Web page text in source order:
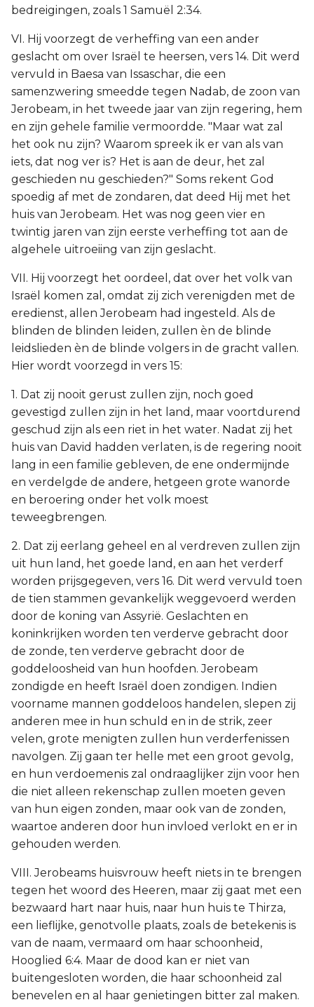
bedreigingen, zoals 1 Samuël 2:34.
VI. Hij voorzegt de verheffing van een ander
geslacht om over Israël te heersen, vers 14. Dit werd
vervuld in Baesa van Issaschar, die een
samenzwering smeedde tegen Nadab, de zoon van
Jerobeam, in het tweede jaar van zijn regering, hem
en zijn gehele familie vermoordde. "Maar wat zal
het ook nu zijn? Waarom spreek ik er van als van
iets, dat nog ver is? Het is aan de deur, het zal
geschieden nu geschieden?" Soms rekent God
spoedig af met de zondaren, dat deed Hij met het
huis van Jerobeam. Het was nog geen vier en
twintig jaren van zijn eerste verheffing tot aan de
algehele uitroeiing van zijn geslacht.
VII. Hij voorzegt het oordeel, dat over het volk van
Israël komen zal, omdat zij zich verenigden met de
eredienst, allen Jerobeam had ingesteld. Als de
blinden de blinden leiden, zullen èn de blinde
leidslieden èn de blinde volgers in de gracht vallen.
Hier wordt voorzegd in vers 15:
1. Dat zij nooit gerust zullen zijn, noch goed
gevestigd zullen zijn in het land, maar voortdurend
geschud zijn als een riet in het water. Nadat zij het
huis van David hadden verlaten, is de regering nooit
lang in een familie gebleven, de ene ondermijnde
en verdelgde de andere, hetgeen grote wanorde
en beroering onder het volk moest
teweegbrengen.
2. Dat zij eerlang geheel en al verdreven zullen zijn
uit hun land, het goede land, en aan het verderf
worden prijsgegeven, vers 16. Dit werd vervuld toen
de tien stammen gevankelijk weggevoerd werden
door de koning van Assyrië. Geslachten en
koninkrijken worden ten verderve gebracht door
de zonde, ten verderve gebracht door de
goddeloosheid van hun hoofden. Jerobeam
zondigde en heeft Israël doen zondigen. Indien
voorname mannen goddeloos handelen, slepen zij
anderen mee in hun schuld en in de strik, zeer
velen, grote menigten zullen hun verderfenissen
navolgen. Zij gaan ter helle met een groot gevolg,
en hun verdoemenis zal ondraaglijker zijn voor hen
die niet alleen rekenschap zullen moeten geven
van hun eigen zonden, maar ook van de zonden,
waartoe anderen door hun invloed verlokt en er in
gehouden werden.
VIII. Jerobeams huisvrouw heeft niets in te brengen
tegen het woord des Heeren, maar zij gaat met een
bezwaard hart naar huis, naar hun huis te Thirza,
een lieflijke, genotvolle plaats, zoals de betekenis is
van de naam, vermaard om haar schoonheid,
Hooglied 6:4. Maar de dood kan er niet van
buitengesloten worden, die haar schoonheid zal
benevelen en al haar genietingen bitter zal maken.